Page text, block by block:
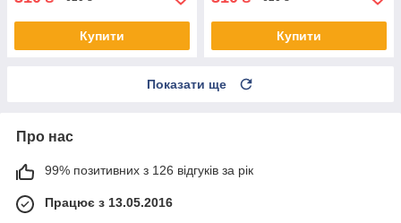
Купити Купити
Показати ще
Про нас
99% позитивних з 126 відгуків за рік
Працює з 13.05.2016